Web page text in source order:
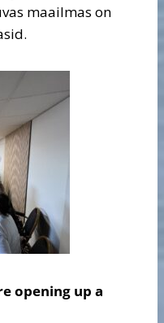
maailmas on
opening up a